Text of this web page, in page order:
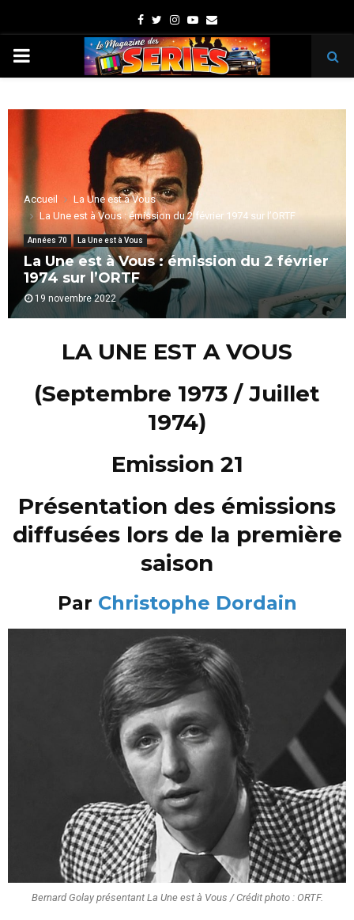
Facebook
TwitterInstagram
Youtube
Email
PRIMARY
Accueil
La Une est à Vous
La Une est à Vous : émission du 2 février 1974 sur l’ORTF
Années 70 La Une est à Vous
La Une est à Vous : émission du 2 février
1974 sur l’ORTF
19 novembre 2022
LA UNE EST A VOUS
(Septembre 1973 / Juillet
1974)
Emission 21
Présentation des émissions
diffusées lors de la première
saison
Par Christophe Dordain
Bernard Golay présentant La Une est à Vous / Crédit photo : ORTF.